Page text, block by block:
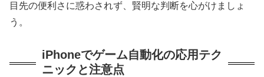
目先の便利さに惑わされず、賢明な判断を心がけましょ
う。
iPhoneでゲーム自動化の応用テク
ニックと注意点